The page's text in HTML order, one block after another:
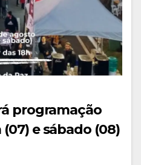
programação
e sábado (08)